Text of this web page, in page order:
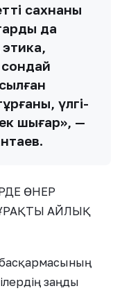
сахнаны
да
үлгі-
шығар», —
ӨНЕР
АЙЛЫҚ
заңды